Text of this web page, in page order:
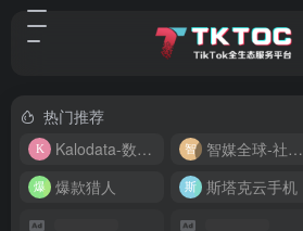
热门推荐
Kalodata-数据分析平台
智媒全球-社媒管理平台
爆款猎人
斯塔克云手机